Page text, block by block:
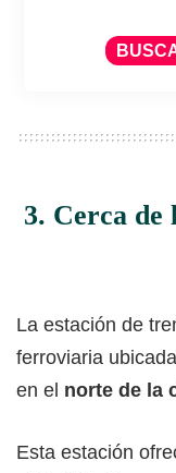
3. Cerca de
La estación de
ferroviaria
en el norte de la
Esta estación